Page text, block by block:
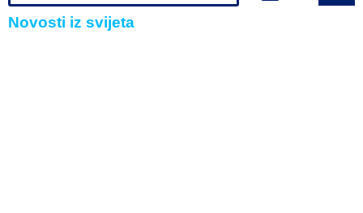
Novosti iz svijeta